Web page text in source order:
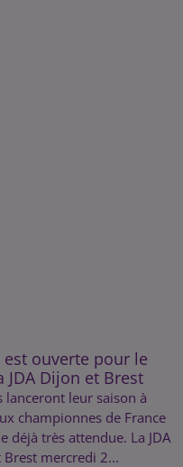
ouverte pour le
JDA Dijon et Brest
lanceront leur saison à
championnes de France
déjà très attendue. La JDA
mercredi 2...